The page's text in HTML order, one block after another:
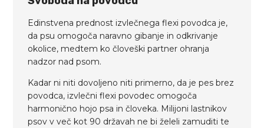
Edinstvena prednost izvlečnega flexi povodca je,
da psu omogoča naravno gibanje in odkrivanje
okolice, medtem ko človeški partner ohranja
nadzor nad psom.
Kadar ni niti dovoljeno niti primerno, da je pes brez
povodca, izvlečni flexi povodec omogoča
harmonično hojo psa in človeka. Milijoni lastnikov
psov v več kot 90 državah ne bi želeli zamuditi te